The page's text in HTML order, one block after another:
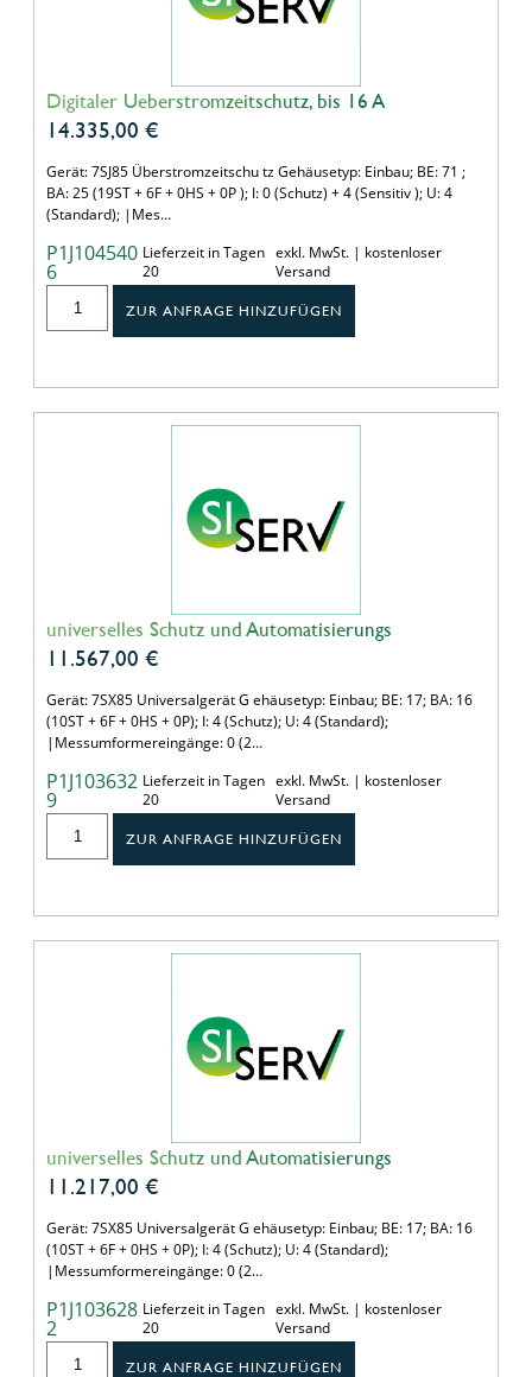
Digitaler Ueberstromzeitschutz, bis 16 A
14.335,00 €
Gerät: 7SJ85 Überstromzeitschu tz Gehäusetyp: Einbau; BE: 71 ;
BA: 25 (19ST + 6F + 0HS + 0P ); I: 0 (Schutz) + 4 (Sensitiv ); U: 4
(Standard); |Mes…
P1J104540
6
Lieferzeit in Tagen
20
exkl. MwSt. | kostenloser
Versand
ZUR ANFRAGE HINZUFÜGEN
universelles Schutz und Automatisierungs
11.567,00 €
Gerät: 7SX85 Universalgerät G ehäusetyp: Einbau; BE: 17; BA: 16
(10ST + 6F + 0HS + 0P); I: 4 (Schutz); U: 4 (Standard);
|Messumformereingänge: 0 (2…
P1J103632
9
Lieferzeit in Tagen
20
exkl. MwSt. | kostenloser
Versand
ZUR ANFRAGE HINZUFÜGEN
universelles Schutz und Automatisierungs
11.217,00 €
Gerät: 7SX85 Universalgerät G ehäusetyp: Einbau; BE: 17; BA: 16
(10ST + 6F + 0HS + 0P); I: 4 (Schutz); U: 4 (Standard);
|Messumformereingänge: 0 (2…
P1J103628
2
Lieferzeit in Tagen
20
exkl. MwSt. | kostenloser
Versand
ZUR ANFRAGE HINZUFÜGEN